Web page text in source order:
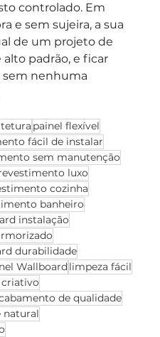
controlado. Em
e sem sujeira, a sua
de um projeto de
padrão, e ficar
sem nenhuma
painel flexível
fácil de instalar
sem manutenção
luxo
cozinha
banheiro
instalação
durabilidade
Wallboard limpeza fácil
de qualidade
natural